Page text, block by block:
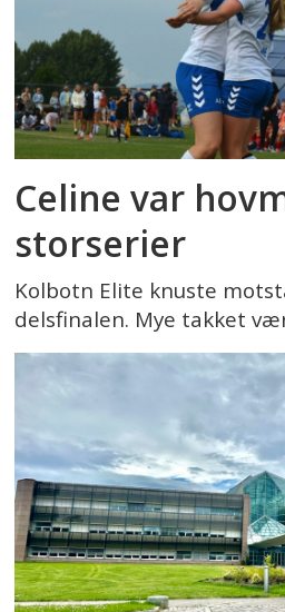
Celine var
storserier
Kolbotn Elite knuste
delsfinalen. Mye takket